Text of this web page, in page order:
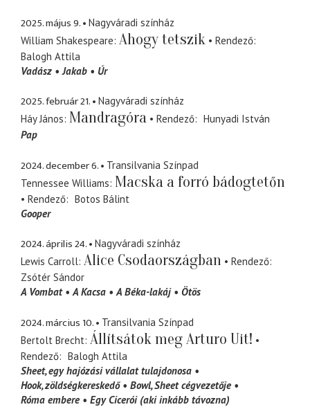
2025. május 9.
Nagyváradi színház
William Shakespeare Ahogy tetszik
Rendező
Balogh Attila
Vadász
Jakab Úr
2025. február 21.
Nagyváradi színház
Háy János Mandragóra Rendező
Hunyadi István
Pap
2024. december 6.
Transilvania Színpad
Tennessee Williams Macska a forró bádogtetőn
Rendező
Botos Bálint
Gooper
2024. április 24.
Nagyváradi színház
Lewis Carroll Alice Csodaországban
Rendező
Zsótér Sándor
A Vombat
A Kacsa A Béka-lakáj Ötös
2024. március 10.
Transilvania Színpad
Bertolt Brecht Állítsátok meg Arturo Uit!
Rendező
Balogh Attila
Sheet egy hajózási vállalat tulajdonosa
Hook zöldségkereskedő Bowl Sheet cégvezetője
Róma embere
Egy Cicerói (aki inkább távozna)